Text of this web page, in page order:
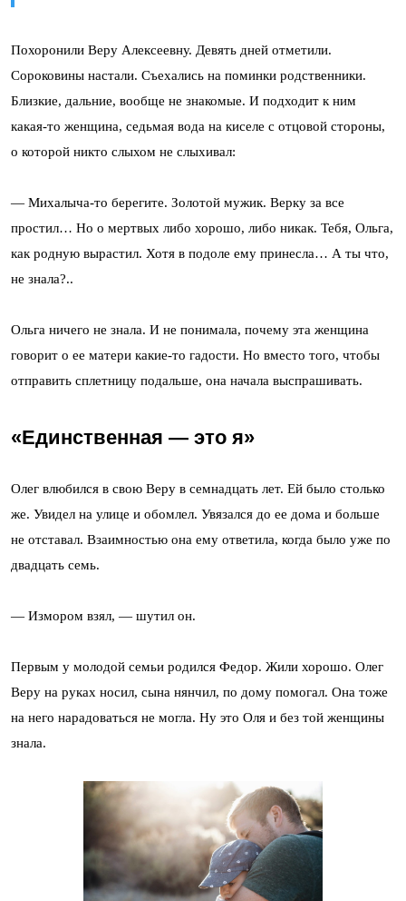
Похоронили Веру Алексеевну. Девять дней отметили.
Сороковины настали. Съехались на поминки родственники.
Близкие, дальние, вообще не знакомые. И подходит к ним
какая-то женщина, седьмая вода на киселе с отцовой стороны,
о которой никто слыхом не слыхивал:
— Михалыча-то берегите. Золотой мужик. Верку за все
простил… Но о мертвых либо хорошо, либо никак. Тебя, Ольга,
как родную вырастил. Хотя в подоле ему принесла… А ты что,
не знала?..
Ольга ничего не знала. И не понимала, почему эта женщина
говорит о ее матери какие-то гадости. Но вместо того, чтобы
отправить сплетницу подальше, она начала выспрашивать.
«Единственная — это я»
Олег влюбился в свою Веру в семнадцать лет. Ей было столько
же. Увидел на улице и обомлел. Увязался до ее дома и больше
не отставал. Взаимностью она ему ответила, когда было уже по
двадцать семь.
— Измором взял, — шутил он.
Первым у молодой семьи родился Федор. Жили хорошо. Олег
Веру на руках носил, сына нянчил, по дому помогал. Она тоже
на него нарадоваться не могла. Ну это Оля и без той женщины
знала.